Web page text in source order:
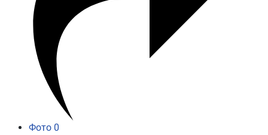
Фото 0